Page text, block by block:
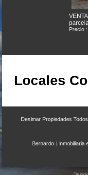
Precio :
Dpto.
Mar
Locales
Desimar Propiedades
Bernardo| Inmobiliaria